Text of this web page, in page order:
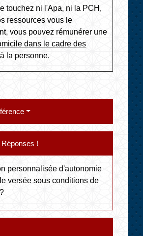
touchez ni l'Apa, ni la PCH,
ressources vous le
vous pouvez rémunérer une
dans le cadre des
la personne.
!
personnalisée d'autonomie
versée sous conditions de